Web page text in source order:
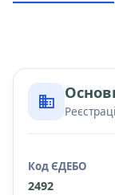
Код ЄДЕБО
2492